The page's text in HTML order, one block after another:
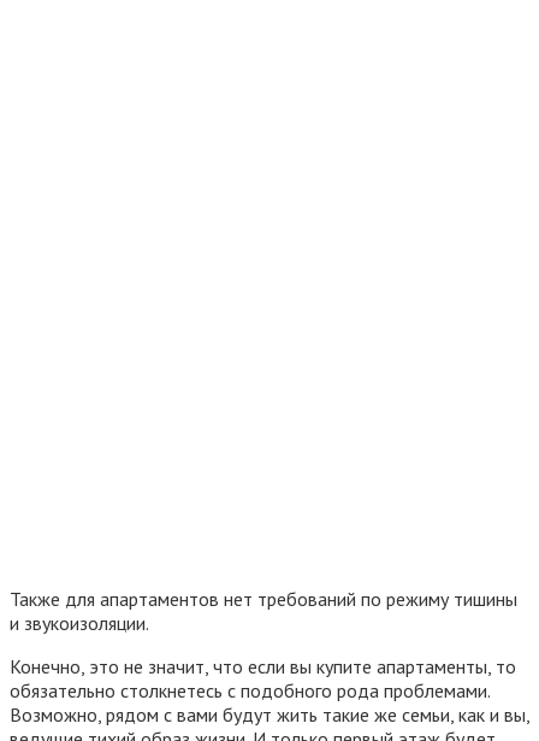
Также для апартаментов нет требований по режиму тишины
и звукоизоляции.
Конечно, это не значит, что если вы купите апартаменты, то
обязательно столкнетесь с подобного рода проблемами.
Возможно, рядом с вами будут жить такие же семьи, как и вы,